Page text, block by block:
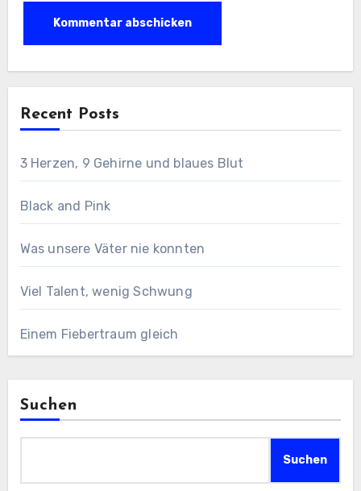
Recent Posts
3 Herzen, 9 Gehirne und blaues Blut
Black and Pink
Was unsere Väter nie konnten
Viel Talent, wenig Schwung
Einem Fiebertraum gleich
Suchen
Suchen